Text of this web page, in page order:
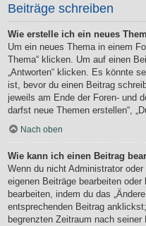
Beiträge schreiben
Wie erstelle ich ein neues
Um ein neues Thema in einem
Thema“ klicken. Um auf einen
„Antworten“ klicken. Es könnte
ist, bevor du einen Beitrag
jeweils am Ende der Foren- und
darfst neue Themen erstellen“,
Nach oben
Wie kann ich einen Beitrag
Wenn du nicht Administrator
eigenen Beiträge bearbeiten
bearbeiten, indem du das
entsprechenden Beitrag
begrenzten Zeitraum nach